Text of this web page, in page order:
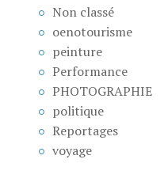
Non classé
oenotourisme
peinture
Performance
PHOTOGRAPHIE
politique
Reportages
voyage